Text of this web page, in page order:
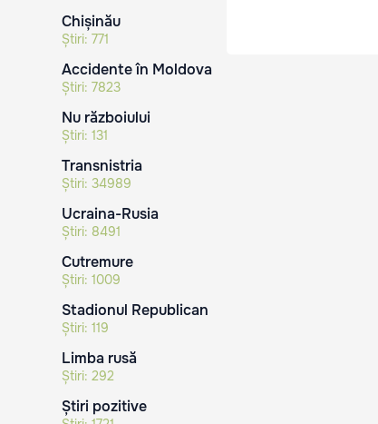
Chișinău
Știri: 771
Accidente în Moldova
Știri: 7823
Nu războiului
Știri: 131
Transnistria
Știri: 34989
Ucraina-Rusia
Știri: 8491
Cutremure
Știri: 1009
Stadionul Republican
Știri: 119
Limba rusă
Știri: 292
Știri pozitive